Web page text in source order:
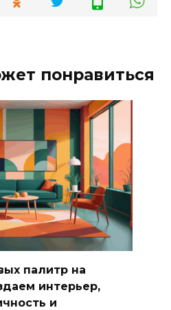
понравиться
палитр на
интерьер,
и